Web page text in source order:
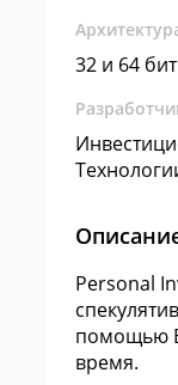
32 и 64 бит
Personal
помощью
время.